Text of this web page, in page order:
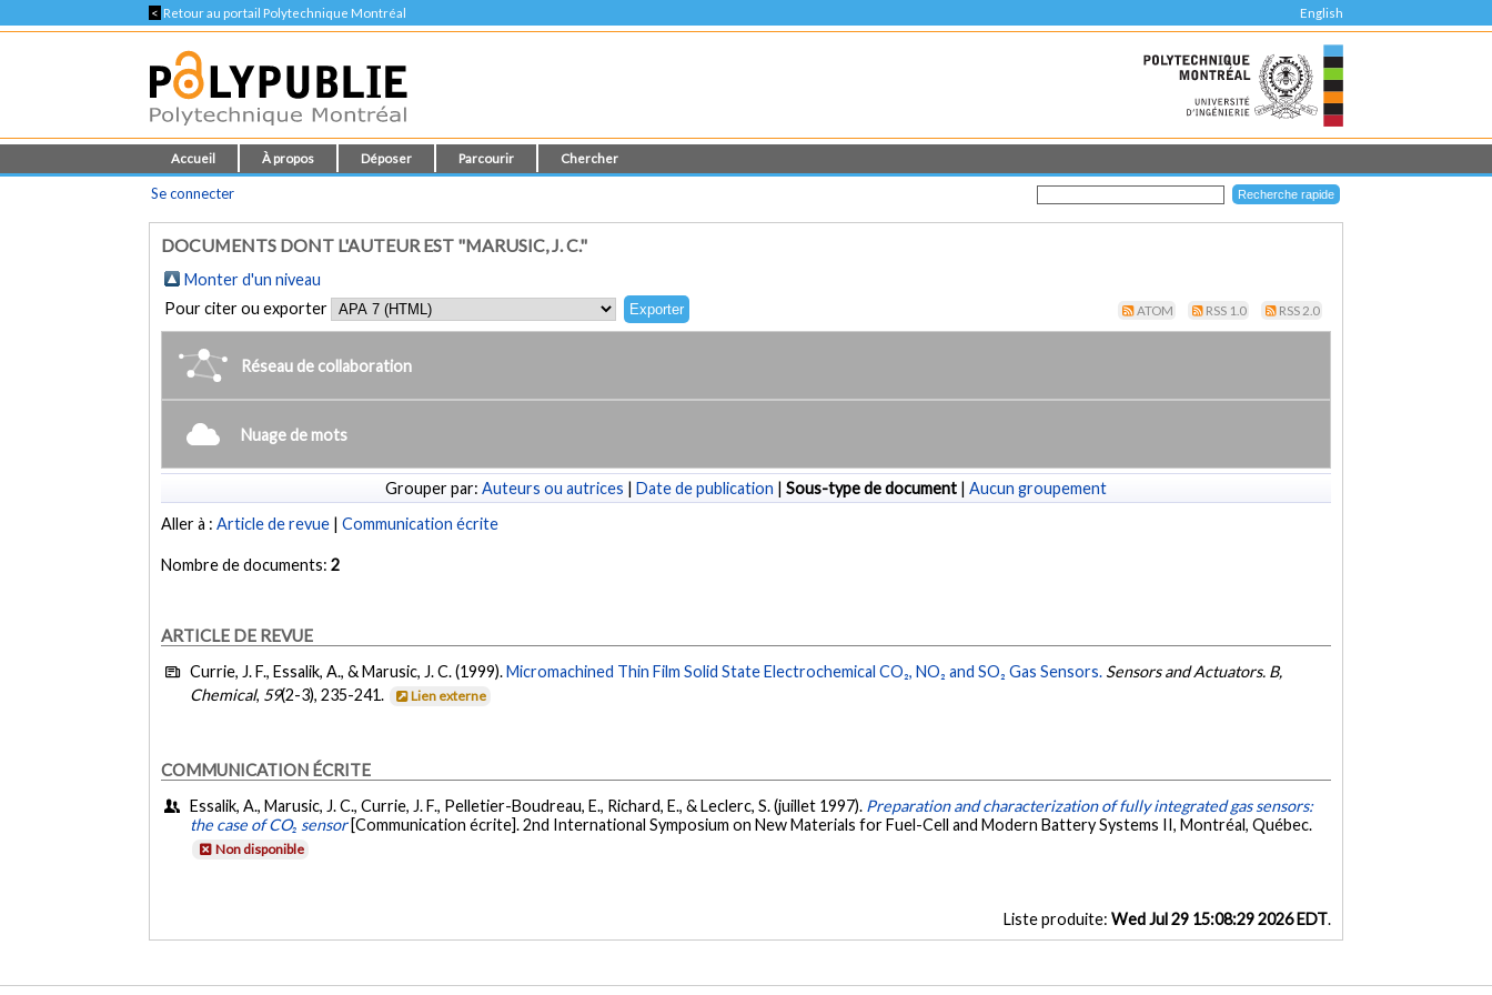
< Retour au portail Polytechnique Montréal English
Accueil À propos Déposer Parcourir Chercher
Se connecter
DOCUMENTS DONT L'AUTEUR EST "MARUSIC, J. C."
Monter d'un niveau
Pour citer ou exporter
ATOM RSS 1.0 RSS 2.0
Réseau de collaboration
Nuage de mots
Grouper par: Auteurs ou autrices | Date de publication | Sous-type de document | Aucun groupement
Aller à :Article de revue |Communication écrite
Nombre de documents:2
ARTICLE DE REVUE
Currie, J. F., Essalik, A., & Marusic, J. C. (1999).Micromachined Thin Film Solid State Electrochemical CO₂, NO₂ and SO₂ Gas Sensors. Sensors and Actuators. B,
Chemical, 59(2-3), 235-241. Lien externe
COMMUNICATION ÉCRITE
Essalik, A., Marusic, J. C., Currie, J. F., Pelletier-Boudreau, E., Richard, E., & Leclerc, S. (juillet 1997). Preparation and characterization of fully integrated gas sensors:
the case of CO₂ sensor [Communication écrite]. 2nd International Symposium on New Materials for Fuel-Cell and Modern Battery Systems II, Montréal, Québec.
Non disponible
Liste produite: Wed Jul 29 15:08:29 2026 EDT.